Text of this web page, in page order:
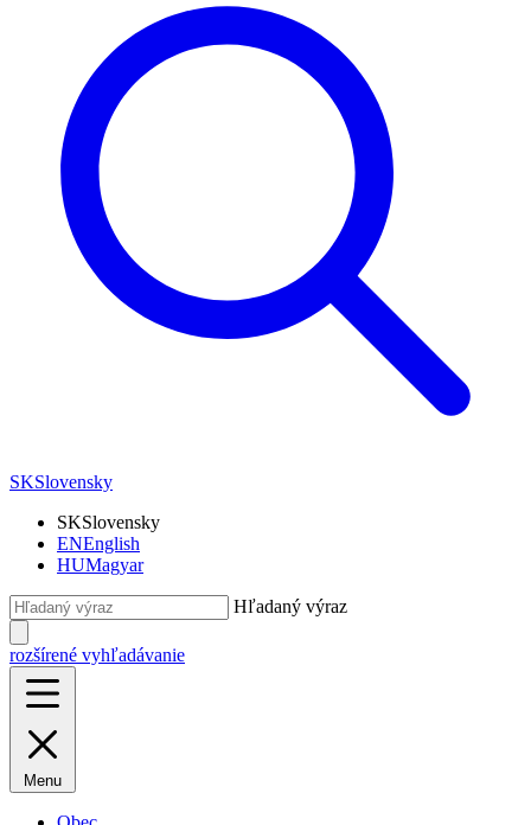
SKSlovensky
SKSlovensky
ENEnglish
HUMagyar
Hľadaný výraz
rozšírené vyhľadávanie
Menu